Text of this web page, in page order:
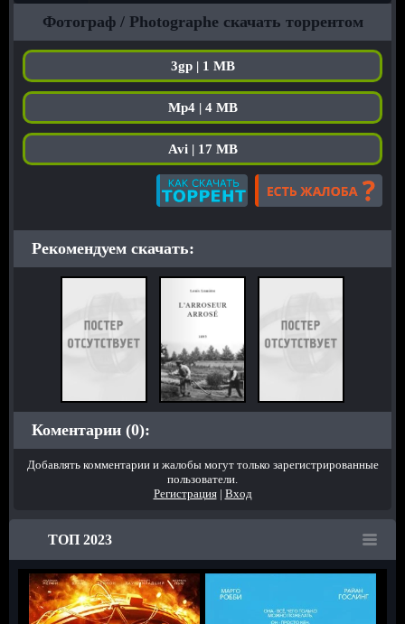
Фотограф / Photographe скачать торрентом
3gp | 1 MB
Mp4 | 4 MB
Avi | 17 MB
Рекомендуем скачать:
Коментарии (0):
Добавлять комментарии и жалобы могут только зарегистрированные
пользователи.
Регистрация| Вход
ТОП 2023